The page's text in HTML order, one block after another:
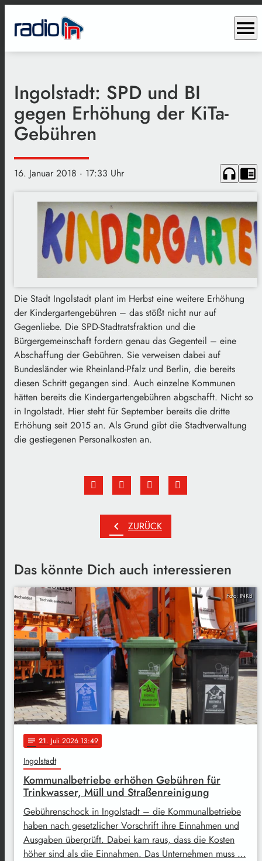
menu
Ingolstadt: SPD und BI
gegen Erhöhung der KiTa-
Gebühren
16. Januar 2018 · 17:33 Uhr headphones chrome_reader_mode
Die Stadt Ingolstadt plant im Herbst eine weitere Erhöhung
der Kindergartengebühren – das stößt nicht nur auf
Gegenliebe. Die SPD-Stadtratsfraktion und die
Bürgergemeinschaft fordern genau das Gegenteil – eine
Abschaffung der Gebühren. Sie verweisen dabei auf
Bundesländer wie Rheinland-Pfalz und Berlin, die bereits
diesen Schritt gegangen sind. Auch einzelne Kommunen
hätten bereits die Kindergartengebühren abgschafft. Nicht so
in Ingolstadt. Hier steht für September bereits die dritte
Erhöhung seit 2015 an. Als Grund gibt die Stadtverwaltung
die gestiegenen Personalkosten an.
chevron_left ZURÜCK
Das könnte Dich auch interessieren
Foto: INKB
notes 21. Juli 2026 13:49
Ingolstadt
Kommunalbetriebe erhöhen Gebühren für
Trinkwasser, Müll und Straßenreinigung
Gebührenschock in Ingolstadt – die Kommunalbetriebe
haben nach gesetzlicher Vorschrift ihre Einnahmen und
Ausgaben überprüft. Dabei kam raus, dass die Kosten
höher sind als die Einnahmen. Das Unternehmen muss …